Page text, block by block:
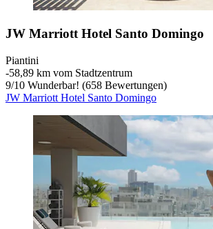
JW Marriott Hotel Santo Domingo
Piantini
‐58,89 km vom Stadtzentrum
9/10 Wunderbar! (658 Bewertungen)
JW Marriott Hotel Santo Domingo